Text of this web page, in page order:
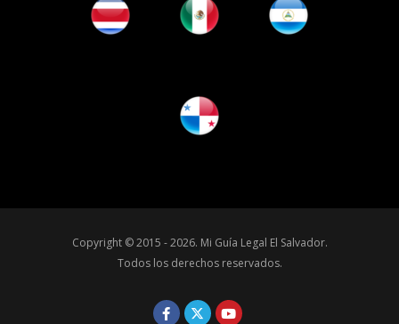
Copyright © 2015 - 2026. Mi Guía Legal El Salvador.
Todos los derechos reservados.